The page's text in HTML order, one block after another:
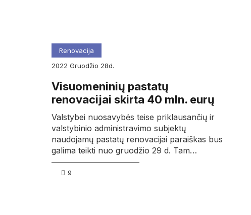
Renovacija
2022
gruodžio 28d.
Visuomeninių pastatų
renovacijai skirta 40 mln. eurų
Valstybei nuosavybės teise priklausančių ir
valstybinio administravimo subjektų
naudojamų pastatų renovacijai paraiškas bus
galima teikti nuo gruodžio 29 d. Tam…
9